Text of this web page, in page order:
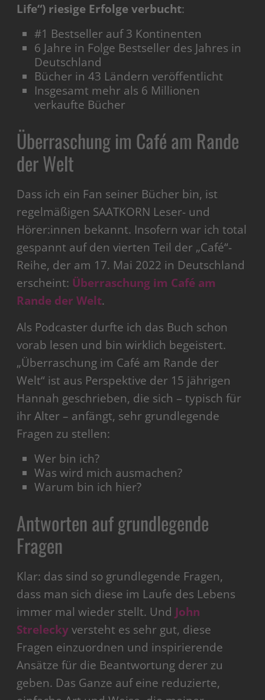
Life“) riesige Erfolge verbucht:
#1 Bestseller auf 3 Kontinenten
6 Jahre in Folge Bestseller des Jahres in
Deutschland
Bücher in 43 Ländern veröffentlicht
Insgesamt mehr als 6 Millionen
verkaufte Bücher
Überraschung im Café am Rande
der Welt
Dass ich ein Fan seiner Bücher bin, ist
regelmäßigen SAATKORN Leser- und
Hörer:innen bekannt. Insofern war ich total
gespannt auf den vierten Teil der „Café“-
Reihe, der am 17. Mai 2022 in Deutschland
erscheint: Überraschung im Café am
Rande der Welt.
Als Podcaster durfte ich das Buch schon
vorab lesen und bin wirklich begeistert.
„Überraschung im Café am Rande der
Welt“ ist aus Perspektive der 15 jährigen
Hannah geschrieben, die sich – typisch für
ihr Alter – anfängt, sehr grundlegende
Fragen zu stellen:
Wer bin ich?
Was wird mich ausmachen?
Warum bin ich hier?
Antworten auf grundlegende
Fragen
Klar: das sind so grundlegende Fragen,
dass man sich diese im Laufe des Lebens
immer mal wieder stellt. Und John
Streleckyversteht es sehr gut, diese
Fragen einzuordnen und inspirierende
Ansätze für die Beantwortung derer zu
geben. Das Ganze auf eine reduzierte,